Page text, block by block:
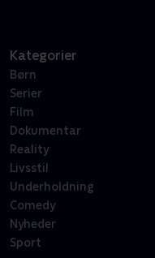
Kategorier
Børn
Serier
Film
Dokumentar
Reality
Livsstil
Underholdning
Comedy
Nyheder
Sport